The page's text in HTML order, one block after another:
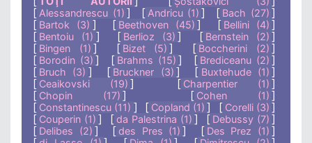
[ Alessandrescu (1) ] [ Andricu (1) ] [ Bach (27) ]
[ Bartok (3) ] [ Beethoven (45) ] [ Bellini (4) ]
[ Bentoiu (1) ] [ Berlioz (3) ] [ Bernstein (2) ]
[ Bingen (1) ] [ Bizet (5) ] [ Boccherini (2) ]
[ Borodin (3) ] [ Brahms (15) ] [ Brediceanu (2) ]
[ Bruch (3) ] [ Bruckner (3) ] [ Buxtehude (1) ]
[ Ceaikovski (19) ] [ Charpentier (1) ]
[ Chopin (17) ] [ Cohen (1) ]
[ Constantinescu (11) ] [ Copland (1) ] [ Corelli (3) ]
[ Couperin (1) ] [da Palestrina (1) ] [ Debussy (7) ]
[ Delibes (2) ] [des Pres (1) ] [ Des Prez (1) ]